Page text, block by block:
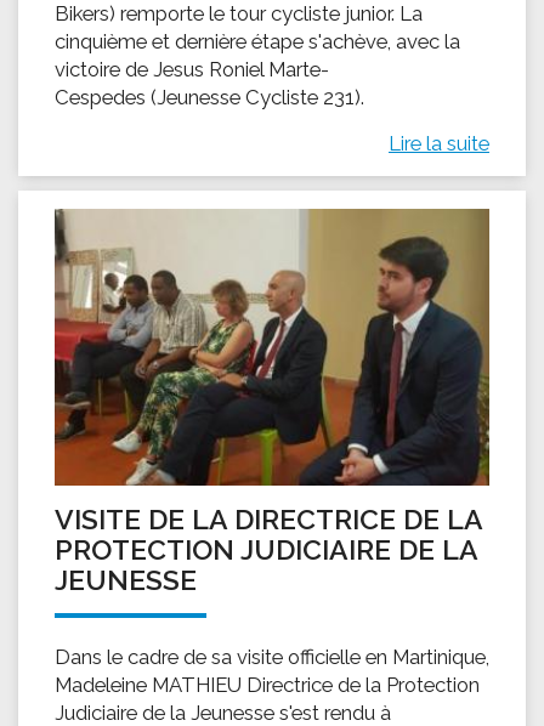
Bikers) remporte le tour cycliste junior. La
cinquième et dernière étape s'achève, avec la
victoire de Jesus Roniel Marte-
Cespedes (Jeunesse Cycliste 231).
Lire la suite
VISITE DE LA DIRECTRICE DE LA
PROTECTION JUDICIAIRE DE LA
JEUNESSE
Dans le cadre de sa visite officielle en Martinique,
Madeleine MATHIEU Directrice de la Protection
Judiciaire de la Jeunesse s'est rendu à